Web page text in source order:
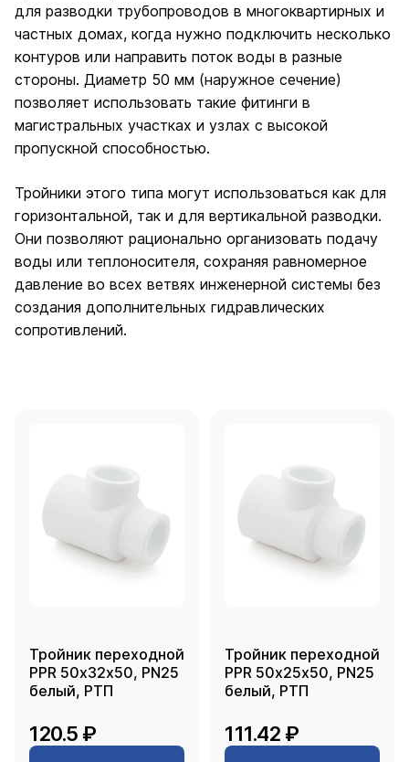
для разводки трубопроводов в многоквартирных и
частных домах, когда нужно подключить несколько
контуров или направить поток воды в разные
стороны. Диаметр 50 мм (наружное сечение)
позволяет использовать такие фитинги в
магистральных участках и узлах с высокой
пропускной способностью.
Тройники этого типа могут использоваться как для
горизонтальной, так и для вертикальной разводки.
Они позволяют рационально организовать подачу
воды или теплоносителя, сохраняя равномерное
давление во всех ветвях инженерной системы без
создания дополнительных гидравлических
сопротивлений.
Тройник переходной
PPR 50х32х50, PN25
белый, РТП
120.5 ₽
Тройник переходной
PPR 50х25х50, PN25
белый, РТП
111.42 ₽